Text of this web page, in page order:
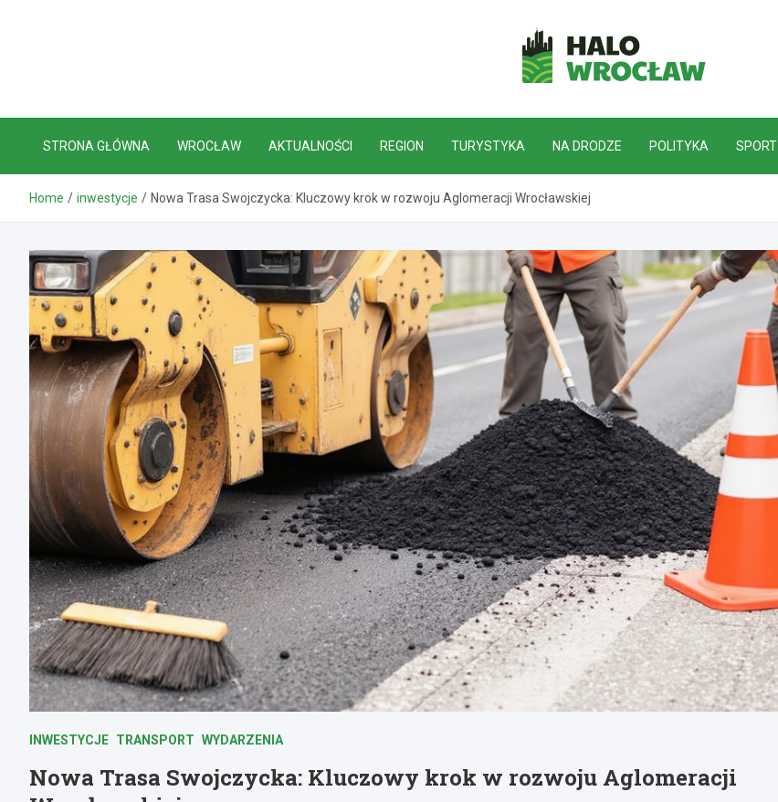
HaloWrocław.pl
STRONA GŁÓWNA WROCŁAW AKTUALNOŚCI REGION TURYSTYKA NA DRODZE POLITYKA SPORT
Home inwestycje Nowa Trasa Swojczycka: Kluczowy krok w rozwoju Aglomeracji Wrocławskiej
INWESTYCJE TRANSPORT WYDARZENIA
Nowa Trasa Swojczycka: Kluczowy krok w rozwoju Aglomeracji